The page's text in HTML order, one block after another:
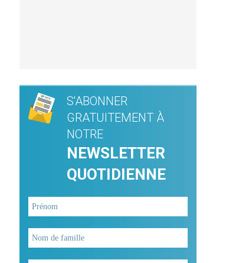
S'ABONNER
GRATUITEMENT À
NOTRE
NEWSLETTER
QUOTIDIENNE